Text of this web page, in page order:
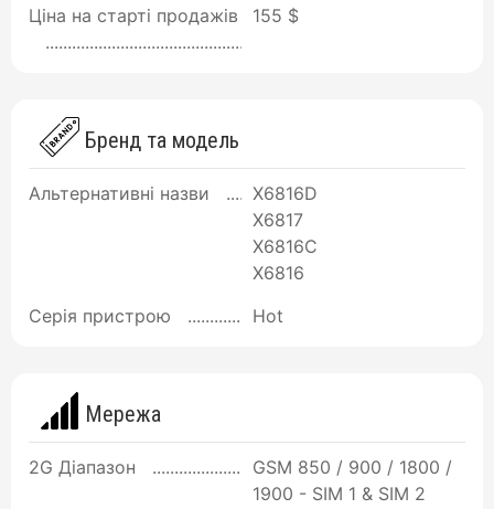
Ціна на старті продажів
155 $
Бренд та модель
Альтернативні назви
X6816D
X6817
X6816C
X6816
Серія пристрою
Hot
Мережа
2G Діапазон
GSM 850 / 900 / 1800 /
1900 - SIM 1 & SIM 2